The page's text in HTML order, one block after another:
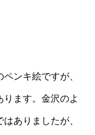
ンキ絵ですが、
ます。金沢のよ
ありましたが、